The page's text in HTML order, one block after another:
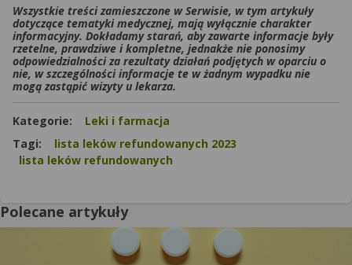
Wszystkie treści zamieszczone w Serwisie, w tym artykuły
dotyczące tematyki medycznej, mają wyłącznie charakter
informacyjny. Dokładamy starań, aby zawarte informacje były
rzetelne, prawdziwe i kompletne, jednakże nie ponosimy
odpowiedzialności za rezultaty działań podjętych w oparciu o
nie, w szczególności informacje te w żadnym wypadku nie
mogą zastąpić wizyty u lekarza.
Kategorie:
Leki i farmacja
Tagi:
lista leków refundowanych 2023
lista leków refundowanych
Polecane artykuły